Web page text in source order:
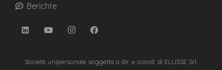
Berichte
Società unipersonale soggetta a dir. e coord. di ELLISSE Srl.